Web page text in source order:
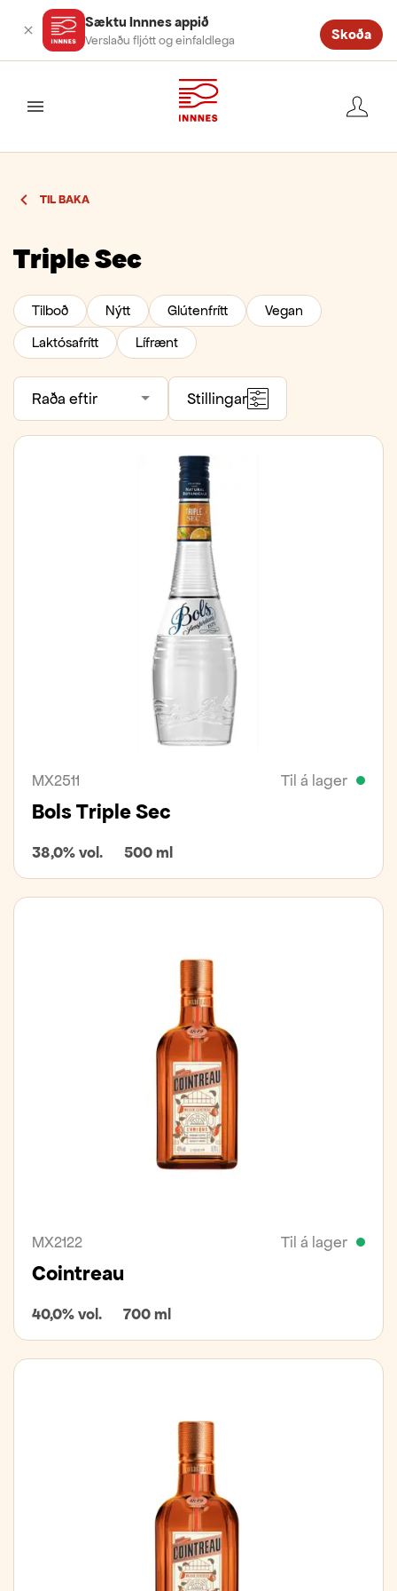
Sæktu Innnes appið
Verslaðu fljótt og einfaldlega Skoða
valmynd
TIL BAKA
Triple Sec
Tilboð Nýtt Glútenfrítt
Vegan
Laktósafrítt
Lífrænt
Raða eftir Stillingar
MX2511 Til á lager
Bols Triple Sec
38,0% vol. 500 ml
MX2122 Til á lager
Cointreau
40,0% vol. 700 ml